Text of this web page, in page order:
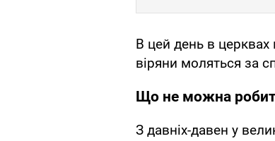
В цей день в церквах
віряни моляться за
Що не можна
З давніх-давен у